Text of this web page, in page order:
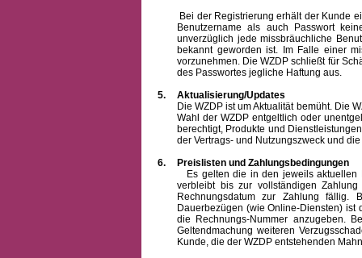
Bei der Registrierung erhält der Kunde
Benutzernameals auch Passwort
unverzüglich jede missbräuchliche
bekannt geworden ist. Im Falle einer
vorzunehmen. Die WZDP schließt für
des Passwortes jegliche Haftung aus.
5.
Aktualisierung/Updates
Die WZDP ist um Aktualität bemüht. Die
Wahl der WZDP entgeltlich oder
berechtigt, Produkte und
der Vertrags- und Nutzungszweck und
6.
Preislisten und Zahlungsbedingungen
Es gelten die in den jeweils aktuellen
verbleibt bis zur vollständigen
Rechnungsdatum zur Zahlung fällig.
Dauerbezügen (wie Online-Diensten)
die Rechnungs-Nummer anzugeben.
Geltendmachung weiteren
Kunde, die der WZDP entstehenden